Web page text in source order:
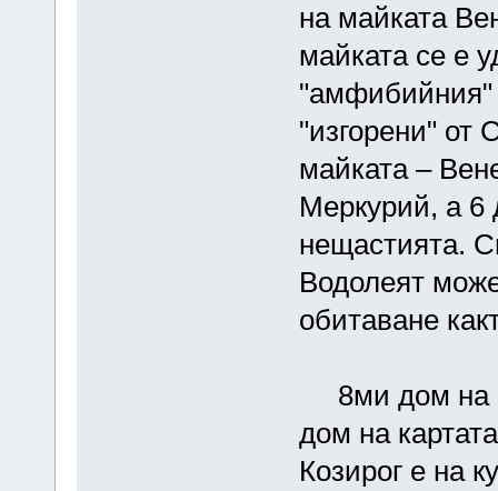
на майката
майката се е
"амфибийния"
"изгорени" от
майката –
Меркурий, а 6
нещастията.
Водолеят
обитаване
8ми дом на
дом на
Козирог е на